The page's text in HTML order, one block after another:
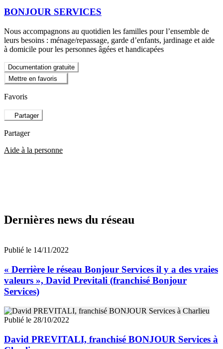
BONJOUR SERVICES
Nous accompagnons au quotidien les familles pour l’ensemble de
leurs besoins : ménage/repassage, garde d’enfants, jardinage et aide
à domicile pour les personnes âgées et handicapées
Documentation gratuite
Mettre en favoris
Favoris
Partager
Partager
Aide à la personne
Dernières news du réseau
Publié le 14/11/2022
« Derrière le réseau Bonjour Services il y a des vraies
valeurs », David Previtali (franchisé Bonjour
Services)
Publié le 28/10/2022
David PREVITALI, franchisé BONJOUR Services à